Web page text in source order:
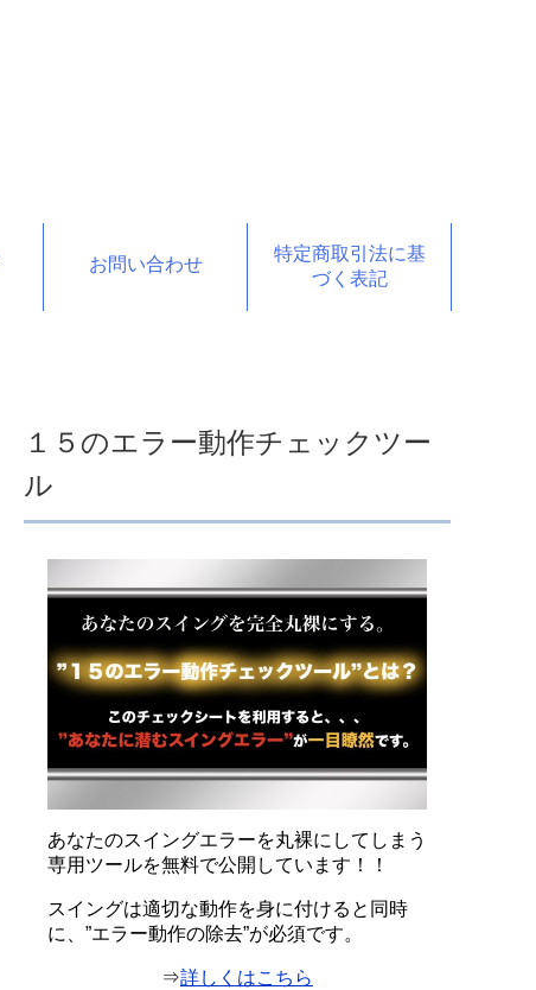
お問い合わせ
特定商取引法に基
づく表記
１５のエラー動作チェックツー
ル
あなたのスイングエラーを丸裸にしてしまう
専用ツールを無料で公開しています！！
スイングは適切な動作を身に付けると同時
に、”エラー動作の除去”が必須です。
⇒詳しくはこちら